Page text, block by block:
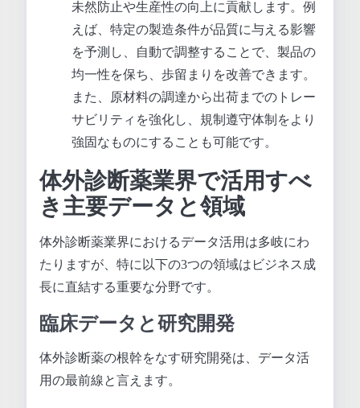
未然防止や生産性の向上に貢献します。例
えば、特定の製造条件が品質に与える影響
を予測し、自動で調整することで、製品の
均一性を保ち、歩留まりを改善できます。
また、原材料の調達から出荷までのトレー
サビリティを強化し、規制遵守体制をより
強固なものにすることも可能です。
体外診断薬業界で活用すべ
き主要データと領域
体外診断薬業界におけるデータ活用は多岐にわ
たりますが、特に以下の3つの領域はビジネス成
長に直結する重要な分野です。
臨床データと研究開発
体外診断薬の根幹をなす研究開発は、データ活
用の最前線と言えます。